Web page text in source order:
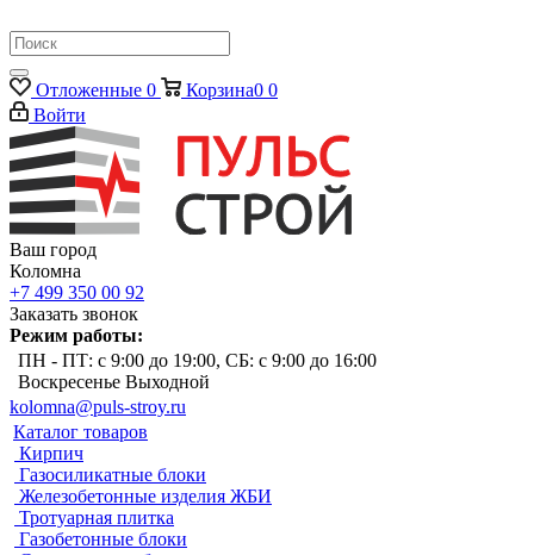
Отложенные 0 Корзина0 0
Войти
Ваш город
Коломна
+7 499 350 00 92
Заказать звонок
Режим работы:
ПН - ПТ: с 9:00 до 19:00, СБ: с 9:00 до 16:00
Воскресенье Выходной
kolomna@puls-stroy.ru
Каталог товаров
Кирпич
Газосиликатные блоки
Железобетонные изделия ЖБИ
Тротуарная плитка
Газобетонные блоки